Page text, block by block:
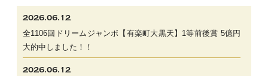
2026.06.12
全1106回ドリームジャンボ【有楽町大黒天】1等前後賞 5億円
大的中しました！！
2026.06.12